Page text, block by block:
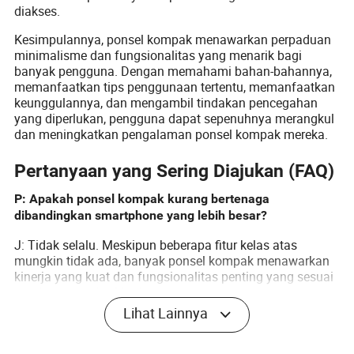
diakses.
Kesimpulannya, ponsel kompak menawarkan perpaduan
minimalisme dan fungsionalitas yang menarik bagi
banyak pengguna. Dengan memahami bahan-bahannya,
memanfaatkan tips penggunaan tertentu, memanfaatkan
keunggulannya, dan mengambil tindakan pencegahan
yang diperlukan, pengguna dapat sepenuhnya merangkul
dan meningkatkan pengalaman ponsel kompak mereka.
Pertanyaan yang Sering Diajukan (FAQ)
P: Apakah ponsel kompak kurang bertenaga
dibandingkan smartphone yang lebih besar?
J: Tidak selalu. Meskipun beberapa fitur kelas atas
mungkin tidak ada, banyak ponsel kompak menawarkan
kinerja yang kuat dan fungsionalitas penting yang sesuai
P: Apakah ponsel kompak memberikan masa pakai
Lihat Lainnya